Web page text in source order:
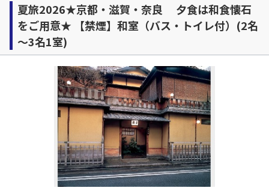
夏旅2026★京都・滋賀・奈良 夕食は和食懐石
をご用意★ 【禁煙】和室（バス・トイレ付）(2名
～3名1室)